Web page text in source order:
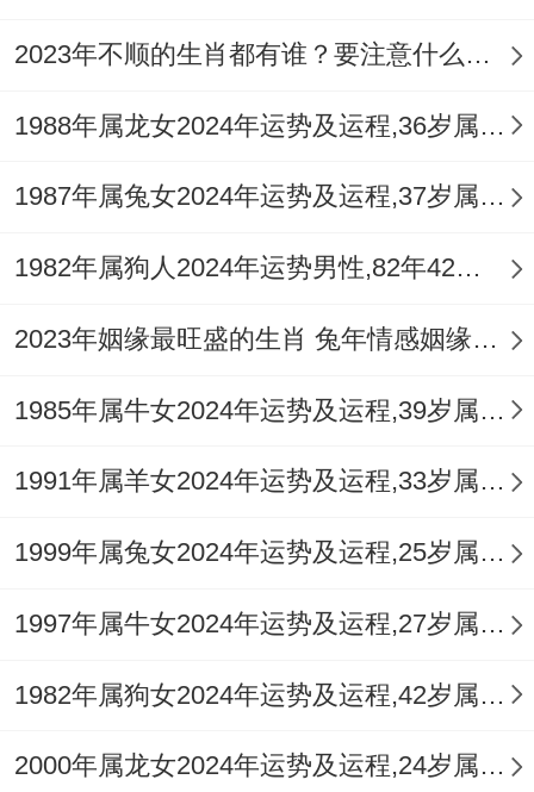
2023年不顺的生肖都有谁？要注意什么呢？
1988年属龙女2024年运势及运程,36岁属龙人2024全年每月运势女性如何
1987年属兔女2024年运势及运程,37岁属兔人2024全年每月运势女性如何
1982年属狗人2024年运势男性,82年42岁属狗男2024年每月运程怎么样
2023年姻缘最旺盛的生肖 兔年情感姻缘运比较旺的属相
1985年属牛女2024年运势及运程,39岁属牛人2024全年每月运势女性如何
1991年属羊女2024年运势及运程,33岁属羊人2024全年每月运势女性如何
1999年属兔女2024年运势及运程,25岁属兔人2024全年每月运势女性如何
1997年属牛女2024年运势及运程,27岁属牛人2024全年每月运势女性如何
1982年属狗女2024年运势及运程,42岁属狗人2024全年每月运势女性如何
2000年属龙女2024年运势及运程,24岁属龙人2024全年每月运势女性如何